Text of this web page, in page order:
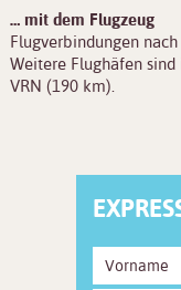
… mit dem Flugzeug
Flugverbindungen
Weitere Flughäfen sind
VRN (190 km).